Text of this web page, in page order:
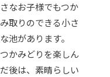
さなお子様でもつか
み取りのできる小さ
な池があります。
つかみどりを楽しん
だ後は、素晴らしい